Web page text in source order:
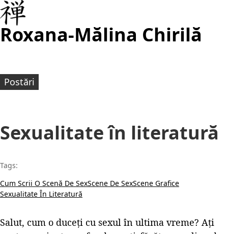
Roxana-Mălina Chirilă
Postări
Sexualitate în literatură
Tags:
Cum Scrii O Scenă De SexScene De SexScene Grafice
Sexualitate În Literatură
Salut, cum o duceți cu sexul în ultima vreme? Ați